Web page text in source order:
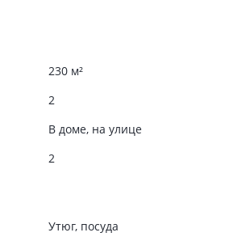
230 м²
2
В доме, на улице
2
Утюг, посуда